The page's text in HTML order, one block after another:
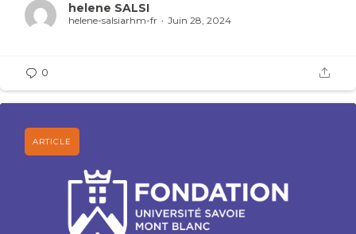
helene SALSI
helene-salsiarhm-fr Juin 28, 2024
0